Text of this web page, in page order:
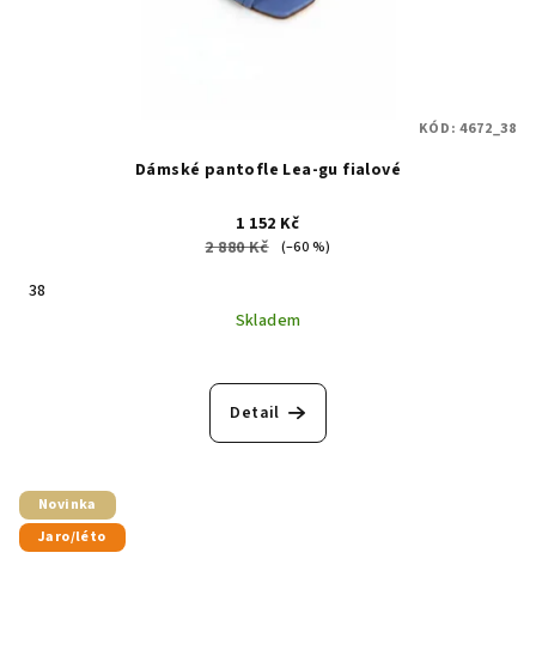
Dámské pantofle Lea-gu fialové
1 152 Kč
2 880 Kč
(–60 %)
38
Skladem
Detail
KÓD:4672_38
Novinka
Jaro/léto